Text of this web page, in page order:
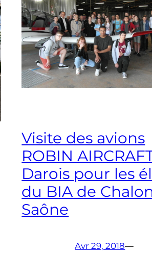
Visite des avions
ROBIN
Darois pour les
du BIA de
Saône
Avr 29, 2018—